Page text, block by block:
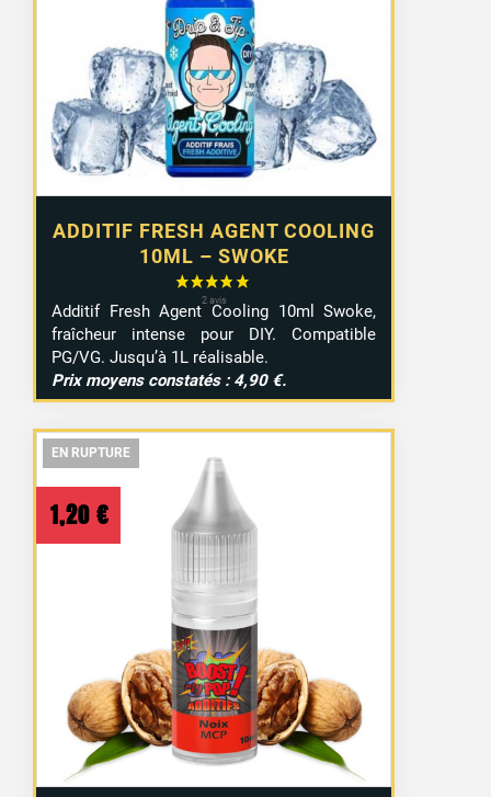
ADDITIF FRESH AGENT COOLING
10ML – SWOKE
Additif Fresh Agent Cooling 10ml Swoke,
fraîcheur intense pour DIY. Compatible
PG/VG. Jusqu’à 1L réalisable.
Prix moyens constatés : 4,90 €.
EN RUPTURE
EN RUPTURE
1,20 €
EN RUPTURE